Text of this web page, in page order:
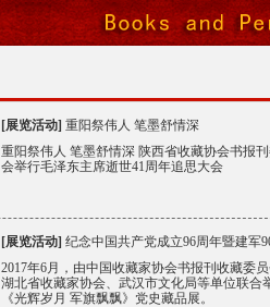
[展览活动] 重阳祭伟人 笔墨舒情深
重阳祭伟人 笔墨舒情深 陕西省收藏协会书报
会举行毛泽东主席逝世41周年追思大会
[展览活动] 纪念中国共产党成立96周年暨建军
2017年6月，由中国收藏家协会书报刊收藏委
湖北省收藏家协会、武汉市文化局等单位联合
《光辉岁月 军旗飘飘》党史藏品展。